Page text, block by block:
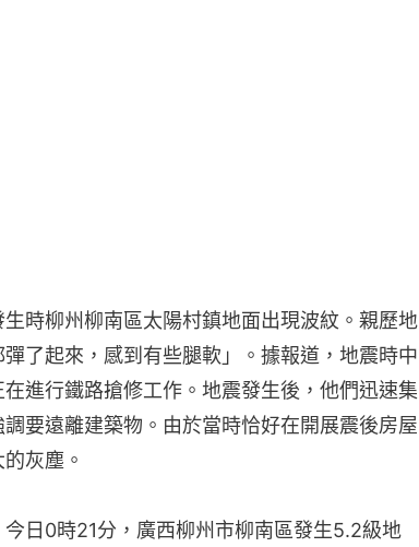
時柳州柳南區太陽村鎮地面出現波紋。親歷地
了起來，感到有些腿軟」。據報道，地震時中
進行鐵路搶修工作。地震發生後，他們迅速集
要遠離建築物。由於當時恰好在開展震後房屋
灰塵。
日0時21分，廣西柳州市柳南區發生5.2級地